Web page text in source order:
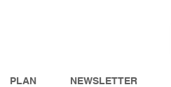
PLAN NEWSLETTER